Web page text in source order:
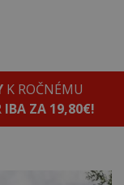
K ROČNÉMU
IBA ZA 19,80€!